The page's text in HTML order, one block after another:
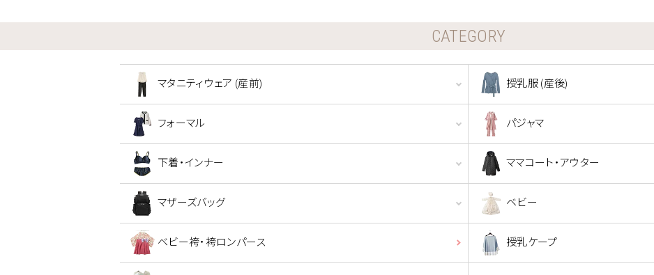
CATEGORY
マタニティウェア (産前) 授乳服 (産後)
フォーマル パジャマ
下着・インナー ママコート・アウター
マザーズバッグ ベビー
ベビー袴・袴ロンパース 授乳ケープ